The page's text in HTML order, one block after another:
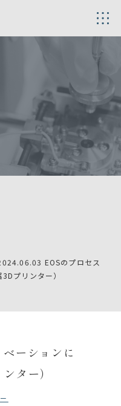
EOSのプロセス
プリンター）
ーションに
ター）